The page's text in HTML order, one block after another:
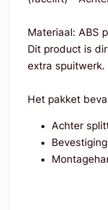
Materiaal: ABS
Dit product is
extra spuitwerk.
Het pakket
Achter